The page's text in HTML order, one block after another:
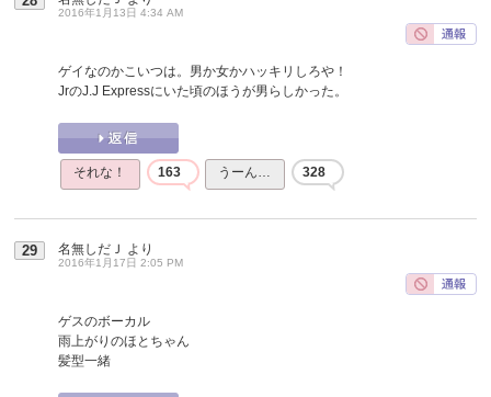
2016年1月13日 4:34 AM
ゲイなのかこいつは。男か女かハッキリしろや！
JrのJ.J Expressにいた頃のほうが男らしかった。
それな！ 163 うーん… 328
29 名無しだＪ より
2016年1月17日 2:05 PM
ゲスのボーカル
雨上がりのほとちゃん
髪型一緒